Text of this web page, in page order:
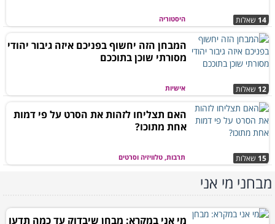
היסטוריה 14 שאלות
אישיות 12 שאלות
המבחן הזה יחשוף בפניכם איזה גיבור יהודי
מסורתי שוכן בתוככם
תרבות, טלוויזיה וסרטים 15 שאלות
האם תצליחו לזהות את הסרט על פי דמות
אחת מתוכו?
מבחני מי אני
מי אני במקרא: מבחן שיבדוק עד כמה תדעו